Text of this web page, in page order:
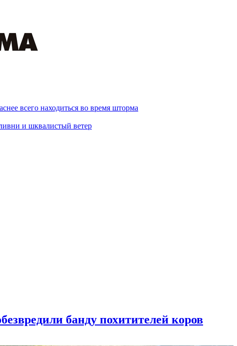
всего находиться во время шторма
и шквалистый ветер
банду похитителей коров